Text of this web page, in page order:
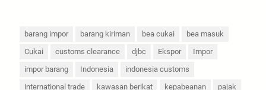
barang impor barang kiriman bea cukai
bea masuk
Cukai
customs clearance djbc Ekspor
Impor
impor barang
Indonesia
indonesia customs
international trade
kawasan berikat kepabeanan
pajak